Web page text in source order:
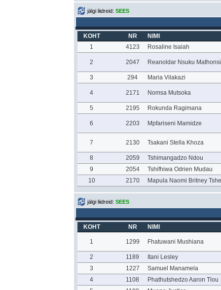
jälgi liidreid: SEES
KOHT NR
NIMI
1
4123 Rosaline Isaiah
2 2047 Reanoldar Nsuku Mathonsi
3 294 Maria Vilakazi
4 2171 Nomsa Mutsoka
5 2195 Rokunda Ragimana
6 2203 Mpfariseni Mamidze
7 2130 Tsakani Stella Khoza
8 2059
Tshimangadzo Ndou
9
2054
Tshifhiwa Odrien Mudau
10
2170 Mapula Naomi Britney
jälgi liidreid: SEES
KOHT NR NIMI
1 1299 Fhatuwani Mushiana
2 1189
Itani Lesley
3
1227
Samuel Manamela
4
1108
Phathutshedzo Aaron Tlou